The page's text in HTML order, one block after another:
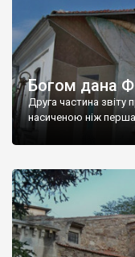
Богом дана
Друга частина
насиченою ніж